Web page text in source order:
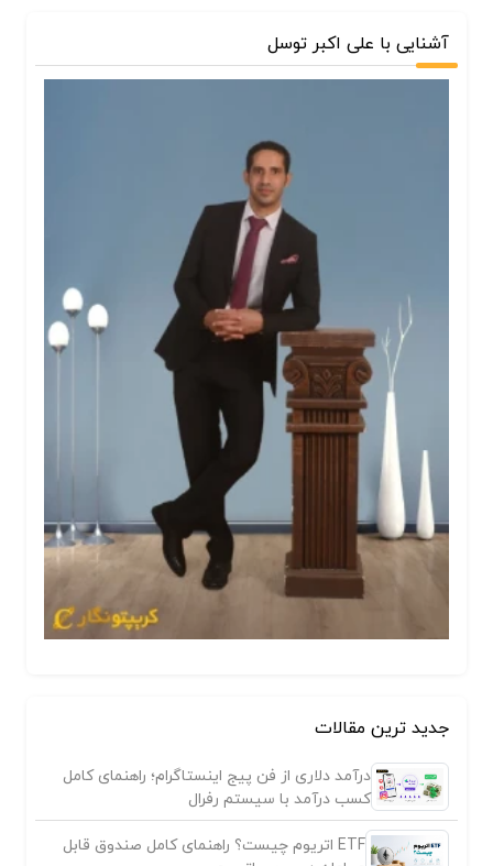
آشنایی با علی اکبر توسل
جدید ترین مقالات
درآمد دلاری از فن پیج اینستاگرام؛ راهنمای کامل
کسب درآمد با سیستم رفرال
ETF اتریوم چیست؟ راهنمای کامل صندوق قابل